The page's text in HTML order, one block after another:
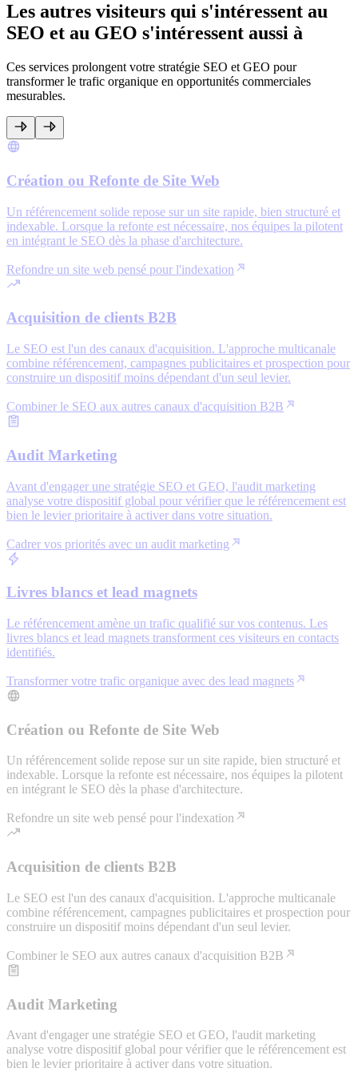
Les autres visiteurs qui s'intéressent au
SEO et au GEO s'intéressent aussi à
Ces services prolongent votre stratégie SEO et GEO pour
transformer le trafic organique en opportunités commerciales
mesurables.
Création ou Refonte de Site Web
Un référencement solide repose sur un site rapide, bien structuré et
indexable. Lorsque la refonte est nécessaire, nos équipes la pilotent
en intégrant le SEO dès la phase d'architecture.
Refondre un site web pensé pour l'indexation
Acquisition de clients B2B
Le SEO est l'un des canaux d'acquisition. L'approche multicanale
combine référencement, campagnes publicitaires et prospection pour
construire un dispositif moins dépendant d'un seul levier.
Combiner le SEO aux autres canaux d'acquisition B2B
Audit Marketing
Avant d'engager une stratégie SEO et GEO, l'audit marketing
analyse votre dispositif global pour vérifier que le référencement est
bien le levier prioritaire à activer dans votre situation.
Cadrer vos priorités avec un audit marketing
Livres blancs et lead magnets
Le référencement amène un trafic qualifié sur vos contenus. Les
livres blancs et lead magnets transforment ces visiteurs en contacts
identifiés.
Transformer votre trafic organique avec des lead magnets
Création ou Refonte de Site Web
Un référencement solide repose sur un site rapide, bien structuré et
indexable. Lorsque la refonte est nécessaire, nos équipes la pilotent
en intégrant le SEO dès la phase d'architecture.
Refondre un site web pensé pour l'indexation
Acquisition de clients B2B
Le SEO est l'un des canaux d'acquisition. L'approche multicanale
combine référencement, campagnes publicitaires et prospection pour
construire un dispositif moins dépendant d'un seul levier.
Combiner le SEO aux autres canaux d'acquisition B2B
Audit Marketing
Avant d'engager une stratégie SEO et GEO, l'audit marketing
analyse votre dispositif global pour vérifier que le référencement est
bien le levier prioritaire à activer dans votre situation.